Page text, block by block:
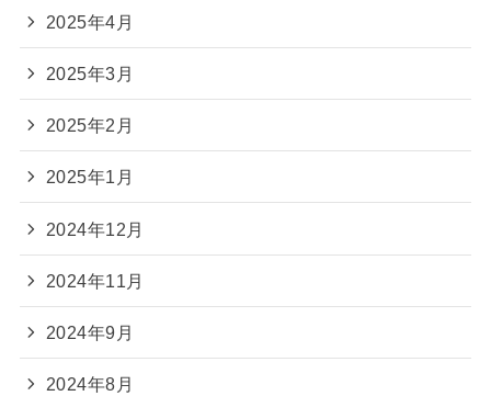
2025年4月
2025年3月
2025年2月
2025年1月
2024年12月
2024年11月
2024年9月
2024年8月